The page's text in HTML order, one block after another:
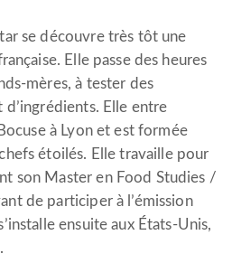
se découvre très tôt une
Elle passe des heures
mères, à tester des
Elle entre
à Lyon et est formée
étoilés. Elle travaille pour
son Master en Food Studies /
de participer à l’émission
ensuite aux États-Unis,